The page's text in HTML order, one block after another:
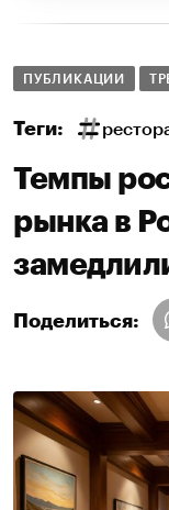
ПУБЛИКАЦИИ
Теги:
Темпы
рынка в
Поделиться: